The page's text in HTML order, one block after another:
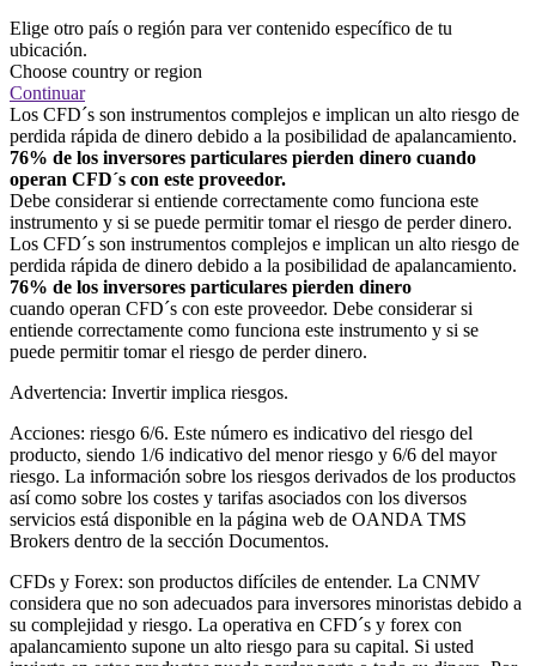
Elige otro país o región para ver contenido específico de tu
ubicación.
Choose country or region
Continuar
Los CFD´s son instrumentos complejos e implican un alto riesgo de
perdida rápida de dinero debido a la posibilidad de apalancamiento.
76% de los inversores particulares pierden dinero cuando
operan CFD´s con este proveedor.
Debe considerar si entiende correctamente como funciona este
instrumento y si se puede permitir tomar el riesgo de perder dinero.
Los CFD´s son instrumentos complejos e implican un alto riesgo de
perdida rápida de dinero debido a la posibilidad de apalancamiento.
76% de los inversores particulares pierden dinero
cuando operan CFD´s con este proveedor. Debe considerar si
entiende correctamente como funciona este instrumento y si se
puede permitir tomar el riesgo de perder dinero.
Advertencia: Invertir implica riesgos.
Acciones: riesgo 6/6. Este número es indicativo del riesgo del
producto, siendo 1/6 indicativo del menor riesgo y 6/6 del mayor
riesgo. La información sobre los riesgos derivados de los productos
así como sobre los costes y tarifas asociados con los diversos
servicios está disponible en la página web de OANDA TMS
Brokers dentro de la sección Documentos.
CFDs y Forex: son productos difíciles de entender. La CNMV
considera que no son adecuados para inversores minoristas debido a
su complejidad y riesgo. La operativa en CFD´s y forex con
apalancamiento supone un alto riesgo para su capital. Si usted